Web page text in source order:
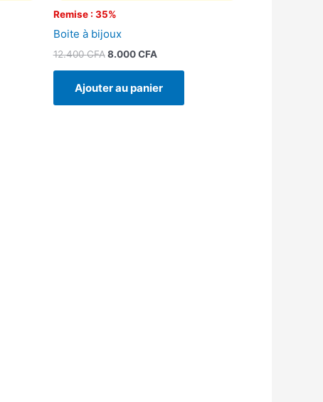
Remise : 35%
Boite à bijoux
12.400CFA 8.000CFA
Ajouter au panier